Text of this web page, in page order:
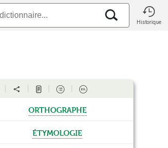
Historique
orthographe
étymologie